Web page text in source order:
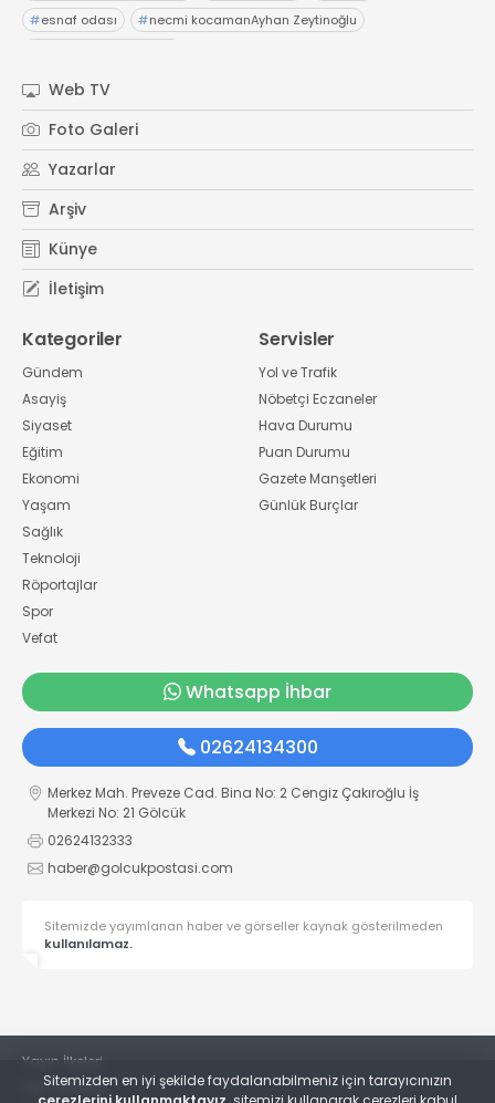
#esnaf odası #necmi kocamanAyhan Zeytinoğlu
Web TV
Foto Galeri
Yazarlar
Arşiv
Künye
İletişim
Kategoriler
Gündem
Asayiş
Siyaset
Eğitim
Ekonomi
Yaşam
Sağlık
Teknoloji
Röportajlar
Spor
Vefat
Servisler
Yol ve Trafik
Nöbetçi Eczaneler
Hava Durumu
Puan Durumu
Gazete Manşetleri
Günlük Burçlar
Whatsapp İhbar
02624134300
Merkez Mah. Preveze Cad. Bina No: 2 Cengiz Çakıroğlu İş
Merkezi No: 21 Gölcük
02624132333
haber@golcukpostasi.com
Sitemizde yayımlanan haber ve görseller kaynak gösterilmeden
kullanılamaz.
Yayın İlkeleri
Veri Politikası
Sitemizden en iyi şekilde faydalanabilmeniz için tarayıcınızın